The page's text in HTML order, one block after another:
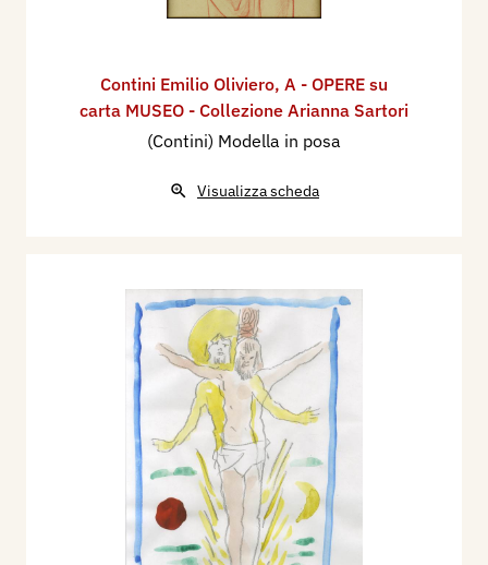
Contini Emilio Oliviero, A - OPERE su
carta MUSEO - Collezione Arianna Sartori
(Contini) Modella in posa
Visualizza scheda